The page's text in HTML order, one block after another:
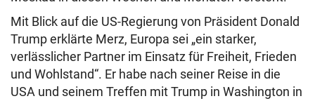
Mit Blick auf die US-Regierung von Präsident Donald
Trump erklärte Merz, Europa sei „ein starker,
verlässlicher Partner im Einsatz für Freiheit, Frieden
und Wohlstand“. Er habe nach seiner Reise in die
USA und seinem Treffen mit Trump in Washington in